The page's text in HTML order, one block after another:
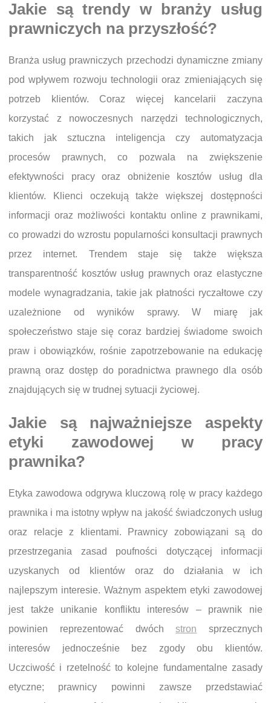
Jakie są trendy w branży usług
prawniczych na przyszłość?
Branża usług prawniczych przechodzi dynamiczne zmiany
pod wpływem rozwoju technologii oraz zmieniających się
potrzeb klientów. Coraz więcej kancelarii zaczyna
korzystać z nowoczesnych narzędzi technologicznych,
takich jak sztuczna inteligencja czy automatyzacja
procesów prawnych, co pozwala na zwiększenie
efektywności pracy oraz obniżenie kosztów usług dla
klientów. Klienci oczekują także większej dostępności
informacji oraz możliwości kontaktu online z prawnikami,
co prowadzi do wzrostu popularności konsultacji prawnych
przez internet. Trendem staje się także większa
transparentność kosztów usług prawnych oraz elastyczne
modele wynagradzania, takie jak płatności ryczałtowe czy
uzależnione od wyników sprawy. W miarę jak
społeczeństwo staje się coraz bardziej świadome swoich
praw i obowiązków, rośnie zapotrzebowanie na edukację
prawną oraz dostęp do poradnictwa prawnego dla osób
znajdujących się w trudnej sytuacji życiowej.
Jakie są najważniejsze aspekty
etyki zawodowej w pracy
prawnika?
Etyka zawodowa odgrywa kluczową rolę w pracy każdego
prawnika i ma istotny wpływ na jakość świadczonych usług
oraz relacje z klientami. Prawnicy zobowiązani są do
przestrzegania zasad poufności dotyczącej informacji
uzyskanych od klientów oraz do działania w ich
najlepszym interesie. Ważnym aspektem etyki zawodowej
jest także unikanie konfliktu interesów – prawnik nie
powinien reprezentować dwóchstron sprzecznych
interesów jednocześnie bez zgody obu klientów.
Uczciwość i rzetelność to kolejne fundamentalne zasady
etyczne; prawnicy powinni zawsze przedstawiać